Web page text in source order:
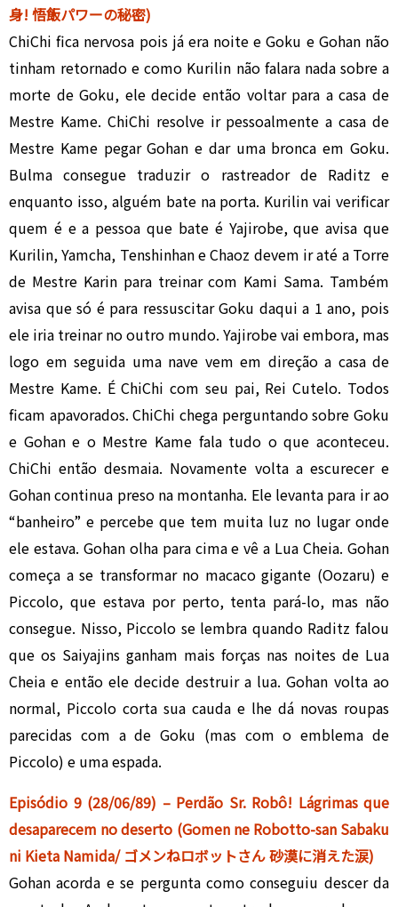
身! 悟飯パワーの秘密)
ChiChi fica nervosa pois já era noite e Goku e Gohan não
tinham retornado e como Kurilin não falara nada sobre a
morte de Goku, ele decide então voltar para a casa de
Mestre Kame. ChiChi resolve ir pessoalmente a casa de
Mestre Kame pegar Gohan e dar uma bronca em Goku.
Bulma consegue traduzir o rastreador de Raditz e
enquanto isso, alguém bate na porta. Kurilin vai verificar
quem é e a pessoa que bate é Yajirobe, que avisa que
Kurilin, Yamcha, Tenshinhan e Chaoz devem ir até a Torre
de Mestre Karin para treinar com Kami Sama. Também
avisa que só é para ressuscitar Goku daqui a 1 ano, pois
ele iria treinar no outro mundo. Yajirobe vai embora, mas
logo em seguida uma nave vem em direção a casa de
Mestre Kame. É ChiChi com seu pai, Rei Cutelo. Todos
ficam apavorados. ChiChi chega perguntando sobre Goku
e Gohan e o Mestre Kame fala tudo o que aconteceu.
ChiChi então desmaia. Novamente volta a escurecer e
Gohan continua preso na montanha. Ele levanta para ir ao
“banheiro” e percebe que tem muita luz no lugar onde
ele estava. Gohan olha para cima e vê a Lua Cheia. Gohan
começa a se transformar no macaco gigante (Oozaru) e
Piccolo, que estava por perto, tenta pará-lo, mas não
consegue. Nisso, Piccolo se lembra quando Raditz falou
que os Saiyajins ganham mais forças nas noites de Lua
Cheia e então ele decide destruir a lua. Gohan volta ao
normal, Piccolo corta sua cauda e lhe dá novas roupas
parecidas com a de Goku (mas com o emblema de
Piccolo) e uma espada.
Episódio 9 (28/06/89) – Perdão Sr. Robô! Lágrimas que
desaparecem no deserto (Gomen ne Robotto-san Sabaku
ni Kieta Namida/ ゴメンねロボットさん 砂漠に消えた涙)
Gohan acorda e se pergunta como conseguiu descer da